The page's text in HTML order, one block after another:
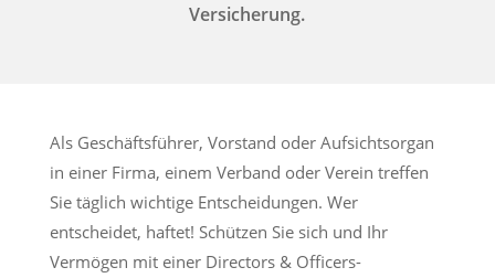
Versicherung.
Als Geschäftsführer, Vorstand oder Aufsichtsorgan
in einer Firma, einem Verband oder Verein treffen
Sie täglich wichtige Entscheidungen. Wer
entscheidet, haftet! Schützen Sie sich und Ihr
Vermögen mit einer Directors & Officers-